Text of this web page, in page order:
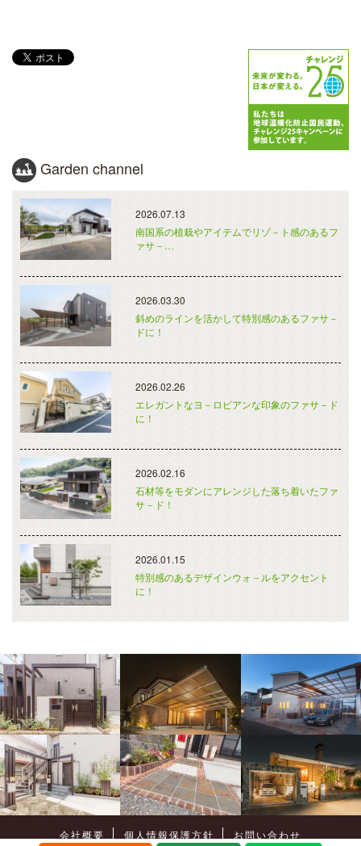
Garden channel
2026.07.13
南国系の植栽やアイテムでリゾ－ト感のあるフ
ァサ－…
2026.03.30
斜めのラインを活かして特別感のあるファサ－
ドに！
2026.02.26
エレガントなヨ－ロピアンな印象のファサ－ド
に！
2026.02.16
石材等をモダンにアレンジした落ち着いたファ
サ－ド！
2026.01.15
特別感のあるデザインウォ－ルをアクセント
に！
会社概要 個人情報保護方針
お問い合わせ